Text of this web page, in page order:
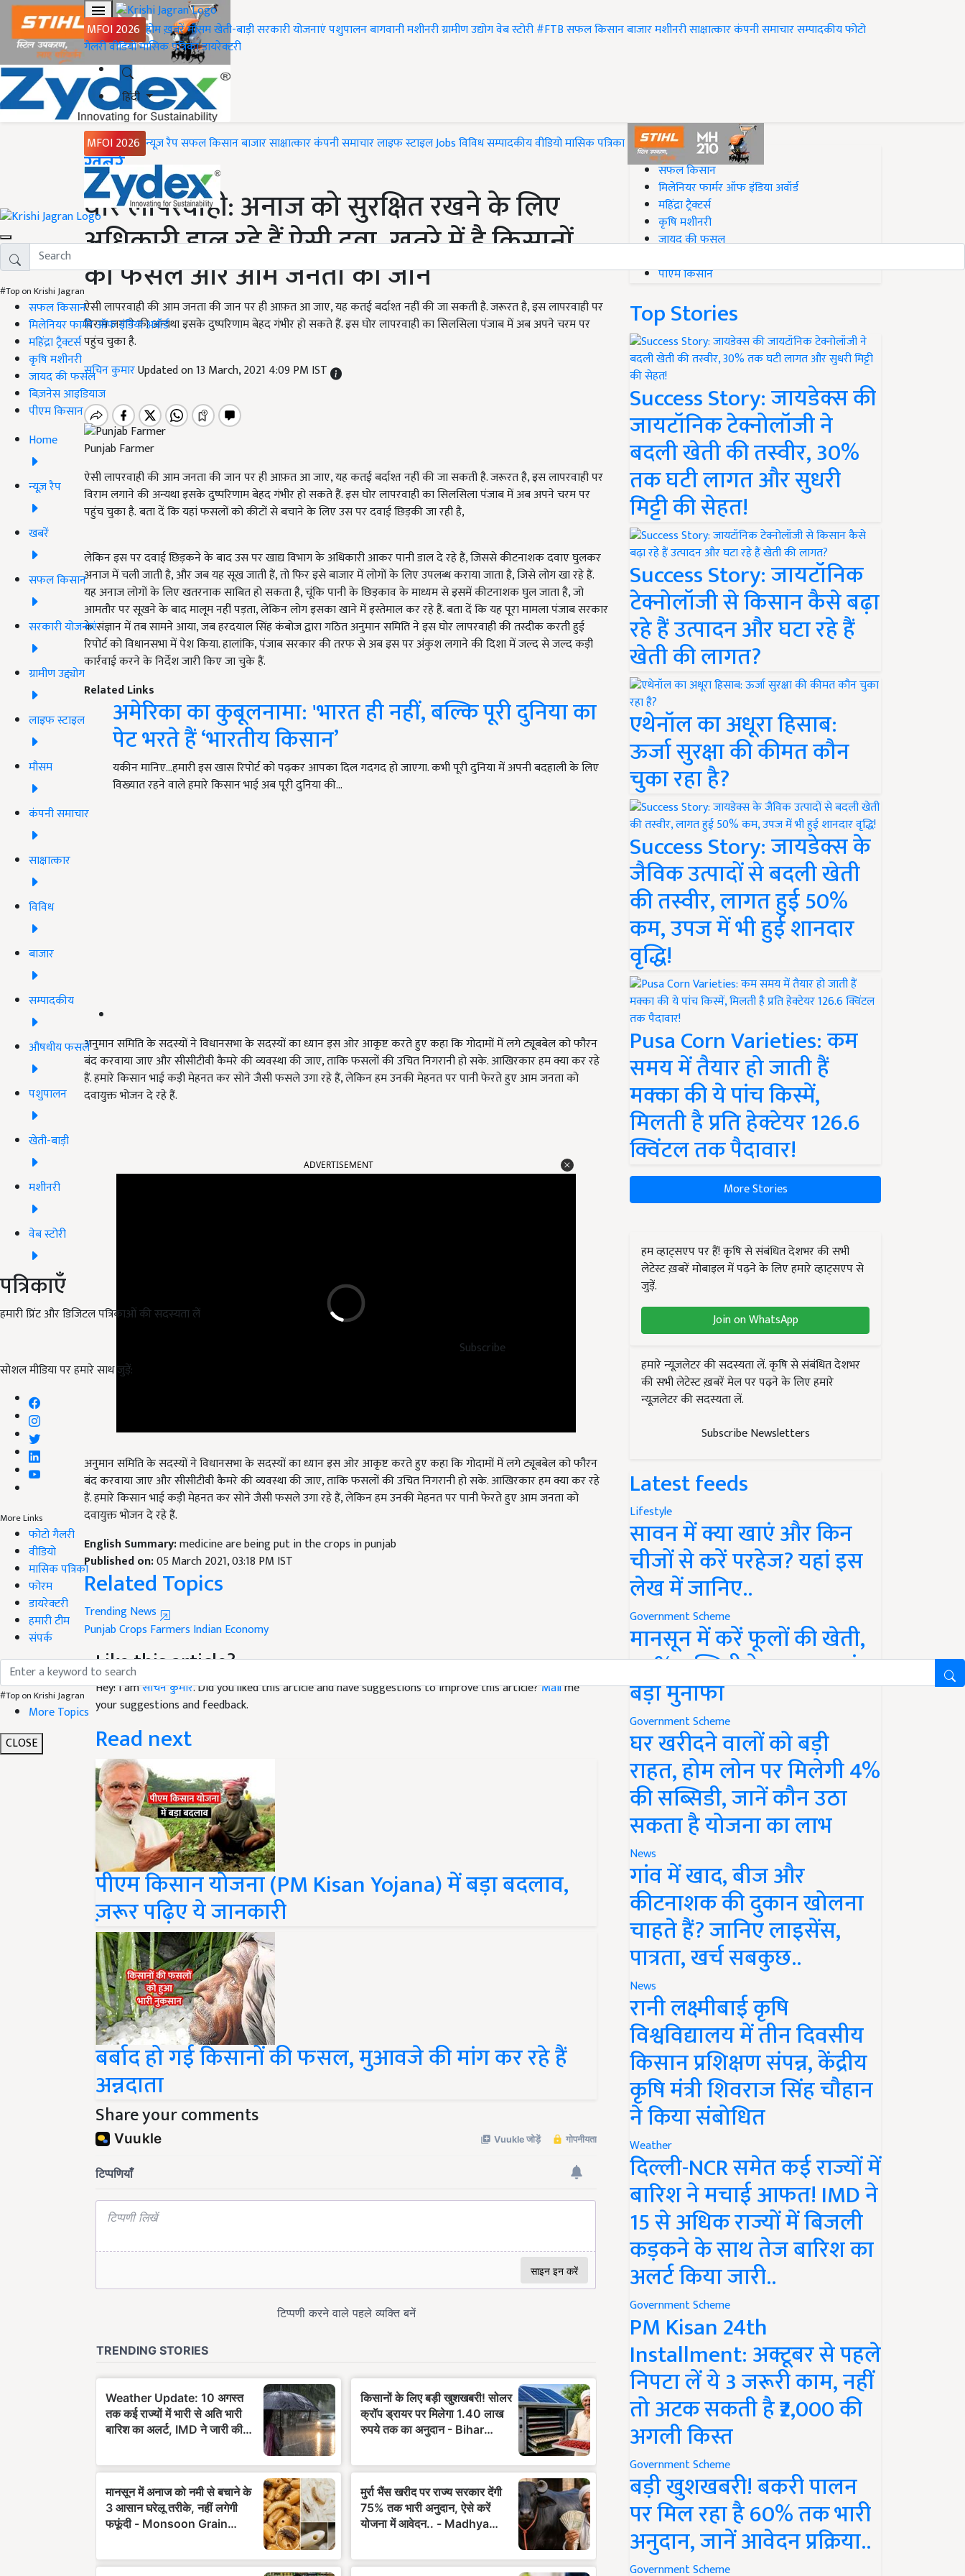
MFOI 2026 होमख़बरेंमौसमखेती-बाड़ीसरकारी योजनाएंपशुपालनबागवानीमशीनरीग्रामीण उद्योगवेब स्टोरी#FTBसफल किसानबाजारमशीनरीसाक्षात्कारकंपनी समाचारसम्पादकीयफोटो
गैलरीवीडियोमासिक पत्रिकाडायरेक्टरी
हिंदी
MFOI 2026 न्यूज़ रैपसफल किसानबाजारसाक्षात्कारकंपनी समाचारलाइफ स्टाइलJobsविविधसम्पादकीयवीडियोमासिक पत्रिका
#Top on Krishi Jagran
सफल किसान
मिलेनियर फार्मर ऑफ इंडिया अवॉर्ड
महिंद्रा ट्रैक्टर्स
कृषि मशीनरी
जायद की फसल
बिज़नेस आइडियाज
पीएम किसान
Home
न्यूज़ रैप
खबरें
सफल किसान
सरकारी योजनाएं
ग्रामीण उद्द्योग
लाइफ स्टाइल
मौसम
कंपनी समाचार
साक्षात्कार
विविध
बाजार
सम्पादकीय
औषधीय फसलें
पशुपालन
खेती-बाड़ी
मशीनरी
वेब स्टोरी
पत्रिकाएँ
हमारी प्रिंट और डिजिटल पत्रिकाओं की सदस्यता लें
Subscribe
सोशल मीडिया पर हमारे साथ जुड़ें:
More Links
फोटो गैलरी
वीडियो
मासिक पत्रिका
फोरम
डायरेक्टरी
हमारी टीम
संपर्क
#Top on Krishi Jagran
More Topics
CLOSE
Home
ख़बरें
घोर लापरवाही: अनाज को सुरक्षित रखने के लिए
अधिकारी डाल रहे हैं ऐसी दवा, खतरे में है किसानों
की फसल और आम जनता की जान
ऐसी लापरवाही की आम जनता की जान पर ही आफ़त आ जाए, यह कतई बर्दाश्त नहीं की जा सकती है. जरूरत है, इस लापरवाही पर
विराम लगाने की अन्यथा इसके दुष्परिणाम बेहद गंभीर हो सकते हैं. इस घोर लापरवाही का सिलसिला पंजाब में अब अपने चरम पर
पहुंच चुका है.
सचिन कुमारUpdated on 13 March, 2021 4:09 PM IST
Punjab Farmer
ऐसी लापरवाही की आम जनता की जान पर ही आफ़त आ जाए, यह कतई बर्दाश्त नहीं की जा सकती है. जरूरत है, इस लापरवाही पर
विराम लगाने की अन्यथा इसके दुष्परिणाम बेहद गंभीर हो सकते हैं. इस घोर लापरवाही का सिलसिला पंजाब में अब अपने चरम पर
पहुंच चुका है. बता दें कि यहां फसलों को कीटों से बचाने के लिए उस पर दवाई छिड़की जा रही है,
लेकिन इस पर दवाई छिड़कने के बाद उस पर खाद्य विभाग के अधिकारी आकर पानी डाल दे रहे हैं, जिससे कीटनाशक दवाए घुलकर
अनाज में चली जाती है, और जब यह सूख जाती हैं, तो फिर इसे बाजार में लोगों के लिए उपलब्ध कराया जाता है, जिसे लोग खा रहे हैं.
यह अनाज लोगों के लिए खतरनाक साबित हो सकता है, चूंकि पानी के छिड़काव के माध्यम से इसमें कीटनाशक घुल जाता है, जो
आमतौर पर सूखने के बाद मालूम नहीं पड़ता, लेकिन लोग इसका खाने में इस्तेमाल कर रहे हैं. बता दें कि यह पूरा मामला पंजाब सरकार
के संज्ञान में तब सामने आया, जब हरदयाल सिंह कंबोज द्वारा गठित अनुमान समिति ने इस घोर लापरवाही की तस्दीक करती हुई
रिपोर्ट को विधानसभा में पेश किया. हालांकि, पंजाब सरकार की तरफ से अब इस पर अंकुश लगाने की दिशा में जल्द से जल्द कड़ी
कार्रवाई करने के निर्देश जारी किए जा चुके हैं.
Related Links
अमेरिका का कुबूलनामा: 'भारत ही नहीं, बल्कि पूरी दुनिया का
पेट भरते हैं ‘भारतीय किसान’
यकीन मानिए...हमारी इस खास रिपोर्ट को पढ़कर आपका दिल गदगद हो जाएगा. कभी पूरी दुनिया में अपनी बदहाली के लिए
विख्यात रहने वाले हमारे किसान भाई अब पूरी दुनिया की…
अनुमान समिति के सदस्यों ने विधानसभा के सदस्यों का ध्यान इस ओर आकृष्ट करते हुए कहा कि गोदामों में लगे ट्यूबबेल को फौरन
बंद करवाया जाए और सीसीटीवी कैमरे की व्यवस्था की जाए, ताकि फसलों की उचित निगरानी हो सके. आखिरकार हम क्या कर रहे
हैं. हमारे किसान भाई कड़ी मेहनत कर सोने जैसी फसले उगा रहे हैं, लेकिन हम उनकी मेहनत पर पानी फेरते हुए आम जनता को
दवायुक्त भोजन दे रहे हैं.
बंद करवाया जाए और सीसीटीवी कैमरे की व्यवस्था की जाए, ताकि फसलों की उचित निगरानी हो सके. आखिरकार हम क्या कर रहे
हैं. हमारे किसान भाई कड़ी मेहनत कर सोने जैसी फसले उगा रहे हैं, लेकिन हम उनकी मेहनत पर पानी फेरते हुए आम जनता को
दवायुक्त भोजन दे रहे हैं.
English Summary:
Published on:05 March 2021, 03:18 PM IST
Related Topics
Trending News
Punjab CropsFarmers
Like this article?
Hey! I am
your suggestions and feedback.
Read next
पीएम किसान योजना (PM Kisan Yojana) में बड़ा बदलाव,
ज़रूर पढ़िए ये जानकारी
बर्बाद हो गई किसानों की फसल, मुआवजे की मांग कर रहे हैं
अन्नदाता
Share your comments
#Top on Krishi Jagran
सफल किसान
मिलेनियर फार्मर ऑफ इंडिया अवॉर्ड
महिंद्रा ट्रैक्टर्स
कृषि मशीनरी
जायद की फसल
पीएम किसान
Top Stories
Success Story: जायडेक्स की
जायटॉनिक टेक्नोलॉजी ने
बदली खेती की तस्वीर, 30%
तक घटी लागत और सुधरी
मिट्टी की सेहत!
Success Story: जायटॉनिक
टेक्नोलॉजी से किसान कैसे बढ़ा
रहे हैं उत्पादन और घटा रहे हैं
खेती की लागत?
एथेनॉल का अधूरा हिसाब:
ऊर्जा सुरक्षा की कीमत कौन
चुका रहा है?
Success Story: जायडेक्स के
जैविक उत्पादों से बदली खेती
की तस्वीर, लागत हुई 50%
कम, उपज में भी हुई शानदार
वृद्धि!
Pusa Corn Varieties: कम
समय में तैयार हो जाती हैं
मक्का की ये पांच किस्में,
मिलती है प्रति हेक्टेयर 126.6
क्विंटल तक पैदावार!
More Stories
हम व्हाट्सएप पर हैं! कृषि से संबंधित देशभर की सभी
लेटेस्ट ख़बरें मोबाइल में पढ़ने के लिए हमारे व्हाट्सएप से
जुड़ें.
Join on WhatsApp
हमारे न्यूज़लेटर की सदस्यता लें. कृषि से संबंधित देशभर
की सभी लेटेस्ट ख़बरें मेल पर पढ़ने के लिए हमारे
न्यूज़लेटर की सदस्यता लें.
Subscribe Newsletters
Latest feeds
Lifestyle
सावन में क्या खाएं और किन
चीजों से करें परहेज? यहां इस
लेख में जानिए..
Government Scheme
मानसून में करें फूलों की खेती,
50% सब्सिडी के साथ कमाएं
बड़ा मुनाफा
Government Scheme
घर खरीदने वालों को बड़ी
राहत, होम लोन पर मिलेगी 4%
की सब्सिडी, जानें कौन उठा
सकता है योजना का लाभ
News
गांव में खाद, बीज और
कीटनाशक की दुकान खोलना
चाहते हैं? जानिए लाइसेंस,
पात्रता, खर्च सबकुछ..
News
रानी लक्ष्मीबाई कृषि
विश्वविद्यालय में तीन दिवसीय
किसान प्रशिक्षण संपन्न, केंद्रीय
कृषि मंत्री शिवराज सिंह चौहान
ने किया संबोधित
Weather
दिल्ली-NCR समेत कई राज्यों में
बारिश ने मचाई आफत! IMD ने
15 से अधिक राज्यों में बिजली
कड़कने के साथ तेज बारिश का
अलर्ट किया जारी..
Government Scheme
PM Kisan 24th
Installment: अक्टूबर से पहले
निपटा लें ये 3 जरूरी काम, नहीं
तो अटक सकती है ₹2,000 की
अगली किस्त
Government Scheme
बड़ी खुशखबरी! बकरी पालन
पर मिल रहा है 60% तक भारी
अनुदान, जानें आवेदन प्रक्रिया..
Government Scheme